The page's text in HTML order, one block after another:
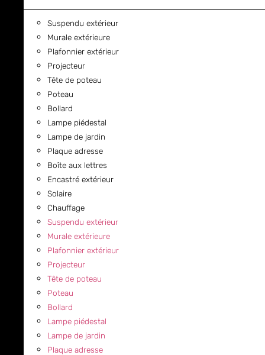
Suspendu extérieur
Murale extérieure
Plafonnier extérieur
Projecteur
Tête de poteau
Poteau
Bollard
Lampe piédestal
Lampe de jardin
Plaque adresse
Boîte aux lettres
Encastré extérieur
Solaire
Chauffage
Suspendu extérieur
Murale extérieure
Plafonnier extérieur
Projecteur
Tête de poteau
Poteau
Bollard
Lampe piédestal
Lampe de jardin
Plaque adresse